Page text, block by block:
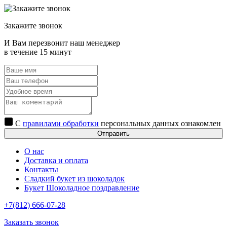
Закажите звонок
И Вам перезвонит наш менеджер
в течение 15 минут
С правилами обработки персональных данных ознакомлен
Отправить
О нас
Доставка и оплата
Контакты
Сладкий букет из шоколадок
Букет Шоколадное поздравление
+7(812) 666-07-28
Заказать звонок